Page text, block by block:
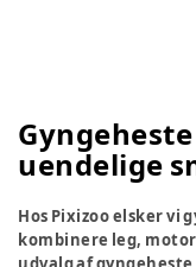
uendelige
Hos Pixizoo elsker vi
kombinere leg,